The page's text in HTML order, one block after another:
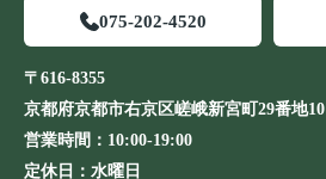
075-202-4520
〒616-8355
京都府京都市右京区嵯峨新宮町29番地10
営業時間： 10:00-19:00
定休日： 水曜日